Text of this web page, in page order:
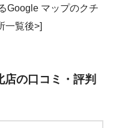
Google マップのクチ
一覧後>]
の口コミ・評判